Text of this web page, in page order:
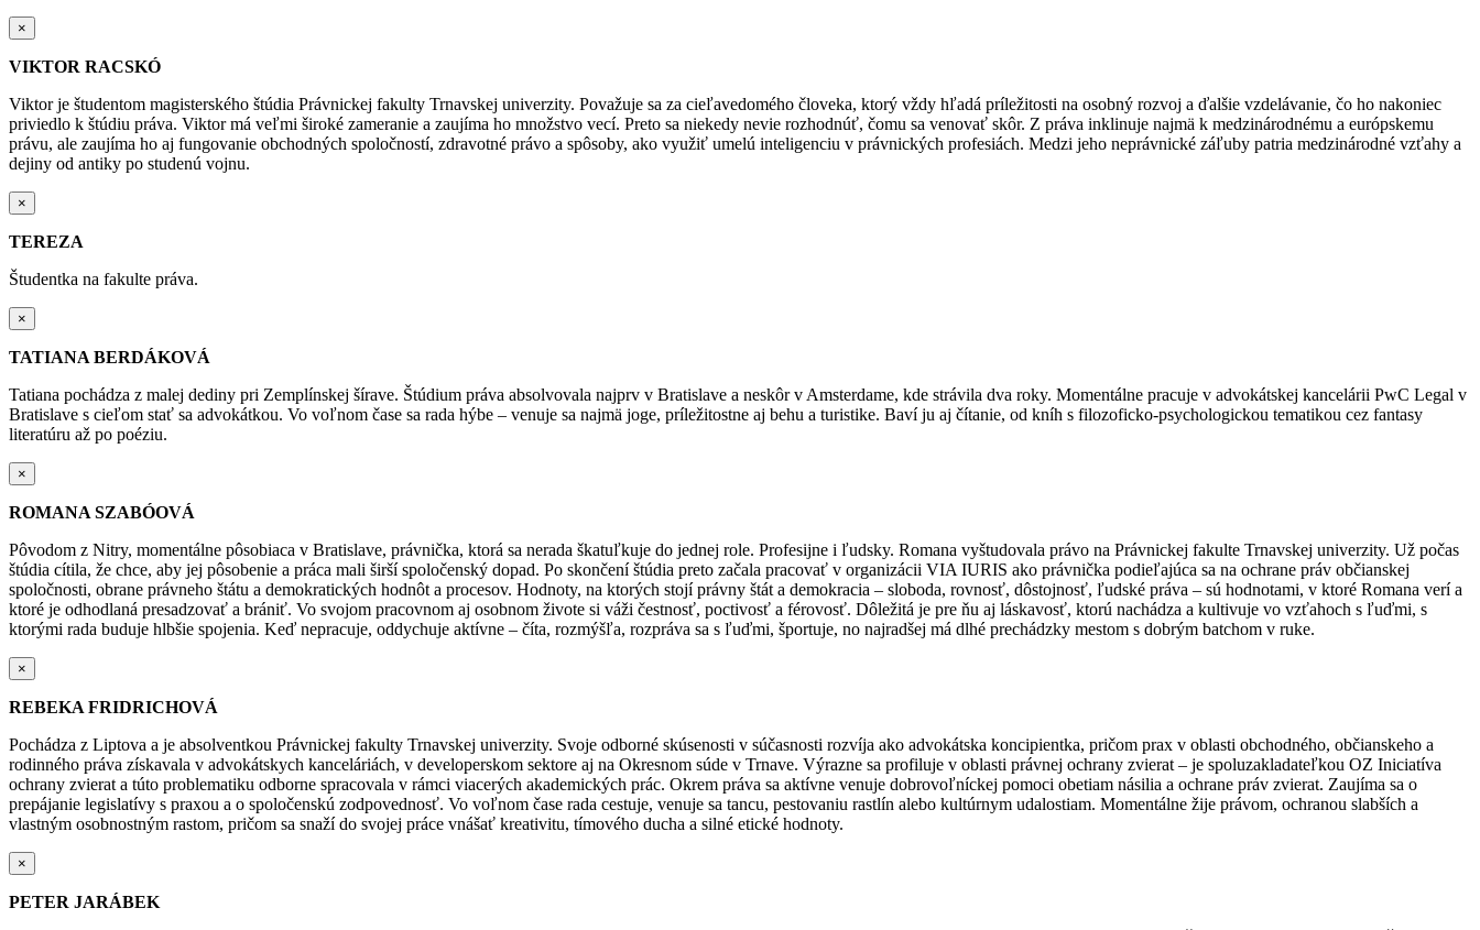
×
VIKTOR RACSKÓ
Viktor je študentom magisterského štúdia Právnickej fakulty Trnavskej univerzity. Považuje sa za cieľavedomého človeka, ktorý vždy hľadá príležitosti na osobný rozvoj a ďalšie vzdelávanie, čo ho nakoniec
priviedlo k štúdiu práva. Viktor má veľmi široké zameranie a zaujíma ho množstvo vecí. Preto sa niekedy nevie rozhodnúť, čomu sa venovať skôr. Z práva inklinuje najmä k medzinárodnému a európskemu
právu, ale zaujíma ho aj fungovanie obchodných spoločností, zdravotné právo a spôsoby, ako využiť umelú inteligenciu v právnických profesiách. Medzi jeho neprávnické záľuby patria medzinárodné vzťahy a
dejiny od antiky po studenú vojnu.
×
TEREZA
Študentka na fakulte práva.
×
TATIANA BERDÁKOVÁ
Tatiana pochádza z malej dediny pri Zemplínskej šírave. Štúdium práva absolvovala najprv v Bratislave a neskôr v Amsterdame, kde strávila dva roky. Momentálne pracuje v advokátskej kancelárii PwC Legal v
Bratislave s cieľom stať sa advokátkou. Vo voľnom čase sa rada hýbe – venuje sa najmä joge, príležitostne aj behu a turistike. Baví ju aj čítanie, od kníh s filozoficko-psychologickou tematikou cez fantasy
literatúru až po poéziu.
×
ROMANA SZABÓOVÁ
Pôvodom z Nitry, momentálne pôsobiaca v Bratislave, právnička, ktorá sa nerada škatuľkuje do jednej role. Profesijne i ľudsky. Romana vyštudovala právo na Právnickej fakulte Trnavskej univerzity. Už počas
štúdia cítila, že chce, aby jej pôsobenie a práca mali širší spoločenský dopad. Po skončení štúdia preto začala pracovať v organizácii VIA IURIS ako právnička podieľajúca sa na ochrane práv občianskej
spoločnosti, obrane právneho štátu a demokratických hodnôt a procesov. Hodnoty, na ktorých stojí právny štát a demokracia – sloboda, rovnosť, dôstojnosť, ľudské práva – sú hodnotami, v ktoré Romana verí a
ktoré je odhodlaná presadzovať a brániť. Vo svojom pracovnom aj osobnom živote si váži čestnosť, poctivosť a férovosť. Dôležitá je pre ňu aj láskavosť, ktorú nachádza a kultivuje vo vzťahoch s ľuďmi, s
ktorými rada buduje hlbšie spojenia. Keď nepracuje, oddychuje aktívne – číta, rozmýšľa, rozpráva sa s ľuďmi, športuje, no najradšej má dlhé prechádzky mestom s dobrým batchom v ruke.
×
REBEKA FRIDRICHOVÁ
Pochádza z Liptova a je absolventkou Právnickej fakulty Trnavskej univerzity. Svoje odborné skúsenosti v súčasnosti rozvíja ako advokátska koncipientka, pričom prax v oblasti obchodného, občianskeho a
rodinného práva získavala v advokátskych kanceláriách, v developerskom sektore aj na Okresnom súde v Trnave. Výrazne sa profiluje v oblasti právnej ochrany zvierat – je spoluzakladateľkou OZ Iniciatíva
ochrany zvierat a túto problematiku odborne spracovala v rámci viacerých akademických prác. Okrem práva sa aktívne venuje dobrovoľníckej pomoci obetiam násilia a ochrane práv zvierat. Zaujíma sa o
prepájanie legislatívy s praxou a o spoločenskú zodpovednosť. Vo voľnom čase rada cestuje, venuje sa tancu, pestovaniu rastlín alebo kultúrnym udalostiam. Momentálne žije právom, ochranou slabších a
vlastným osobnostným rastom, pričom sa snaží do svojej práce vnášať kreativitu, tímového ducha a silné etické hodnoty.
×
PETER JARÁBEK